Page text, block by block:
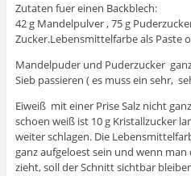
Zutaten fuer einen Backblech:
42 g Mandelpulver , 75 g
Zucker.Lebensmittelfarbe als Paste
Mandelpuder und Puderzucker
Sieb passieren ( es muss ein sehr,
Eiweiß mit einer Prise Salz nicht
schoen weiß ist 10 g Kristallzucker
weiter schlagen. Die
ganz aufgeloest sein und wenn
zieht, soll der Schnitt sichtbar